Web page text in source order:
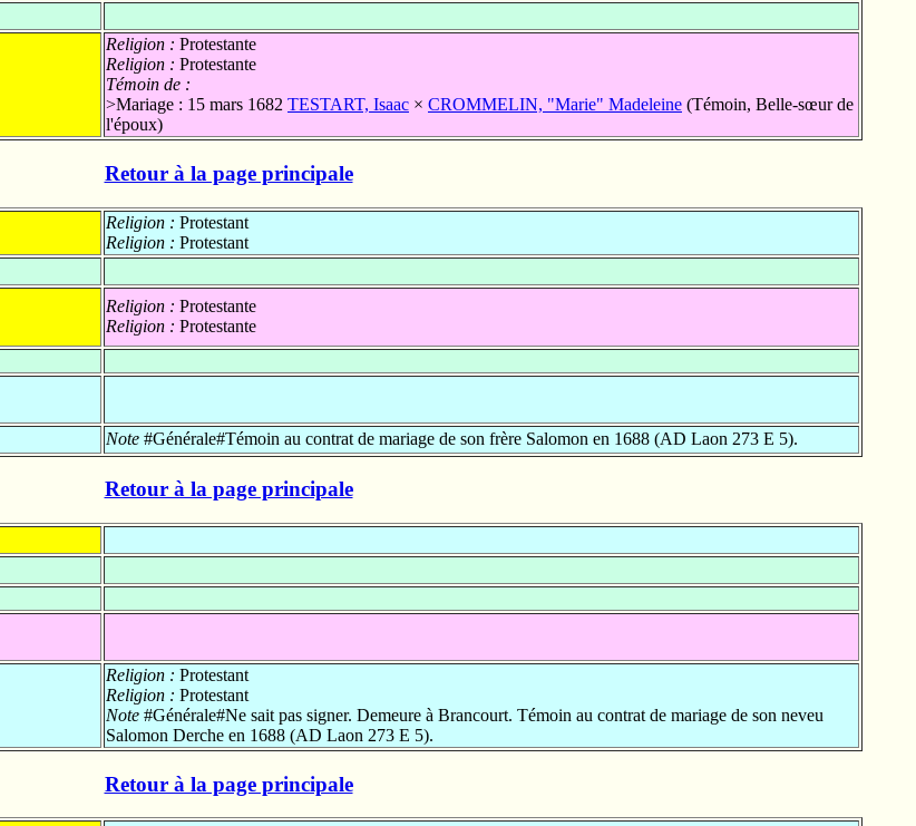
Religion : Protestante
Religion : Protestante
Témoin de :
>Mariage : 15 mars 1682 TESTART, Isaac × CROMMELIN, "Marie" Madeleine (Témoin, Belle-sœur de
l'époux)
Retour à la page principale
Religion : Protestant
Religion : Protestant
Religion : Protestante
Religion : Protestante
Note #Générale#Témoin au contrat de mariage de son frère Salomon en 1688 (AD Laon 273 E 5).
Retour à la page principale
Religion : Protestant
Religion : Protestant
Note #Générale#Ne sait pas signer. Demeure à Brancourt. Témoin au contrat de mariage de son neveu
Salomon Derche en 1688 (AD Laon 273 E 5).
Retour à la page principale